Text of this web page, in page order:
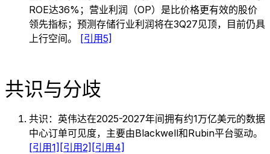
ROE达36%；营业利润（OP）是比价格更有效的股价
领先指标；预测存储行业利润将在3Q27见顶，目前仍具
上行空间。 [引用5]
共识与分歧
共识：英伟达在2025-2027年间拥有约1万亿美元的数据
中心订单可见度，主要由Blackwell和Rubin平台驱动。
[引用1] [引用2] [引用4]